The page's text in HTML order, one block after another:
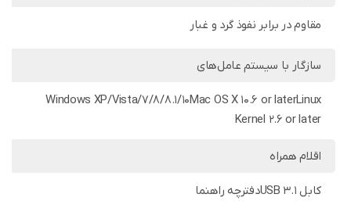
مقاوم در برابر نفوذ گرد و غبار
سازگار با سیستم‌ عامل‌های
Windows XP/Vista/7/8/8.1/10Mac OS X 10.6 or laterLinux
Kernel 2.6 or later
اقلام همراه
کابل USB 3.1دفترچه راهنما